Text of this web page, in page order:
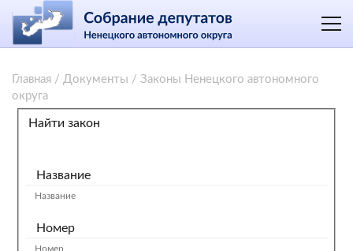
Главная / Документы / Законы Ненецкого автономного
округа
Найти закон
Название
Номер